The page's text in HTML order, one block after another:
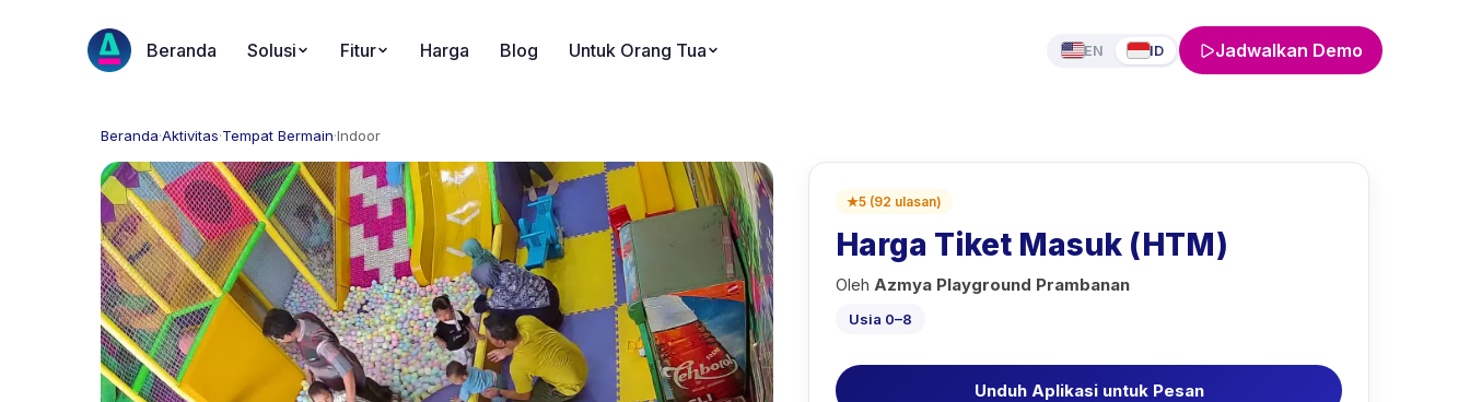
Beranda Solusi Fitur Harga Blog Untuk Orang Tua EN ID Jadwalkan Demo
Beranda·Aktivitas·Tempat Bermain·Indoor
★5 (92 ulasan)
Harga Tiket Masuk (HTM)
Oleh Azmya Playground Prambanan
Usia 0–8
Unduh Aplikasi untuk Pesan